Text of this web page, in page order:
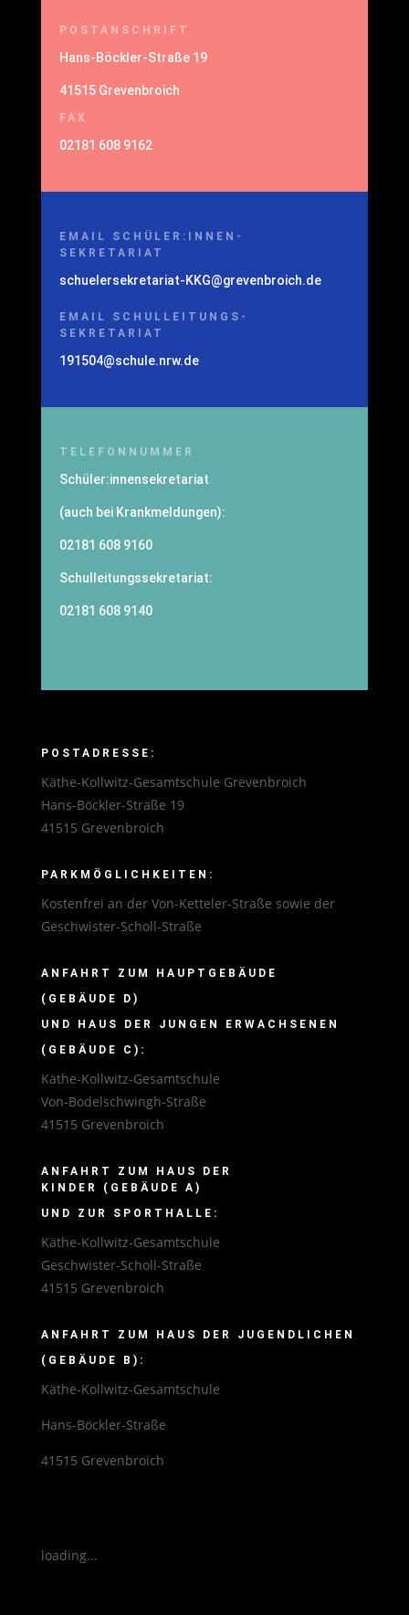
POSTANSCHRIFT
Hans-Böckler-Straße 19
41515 Grevenbroich
FAX
02181 608 9162
EMAIL SCHÜLER:INNEN-
SEKRETARIAT
schuelersekretariat-KKG@grevenbroich.de
EMAIL SCHULLEITUNGS-
SEKRETARIAT
191504@schule.nrw.de
TELEFONNUMMER
Schüler:innensekretariat
(auch bei Krankmeldungen):
02181 608 9160
Schulleitungssekretariat:
02181 608 9140
POSTADRESSE:
Käthe-Kollwitz-Gesamtschule Grevenbroich
Hans-Böckler-Straße 19
41515 Grevenbroich
PARKMÖGLICHKEITEN:
Kostenfrei an der Von-Ketteler-Straße sowie der
Geschwister-Scholl-Straße
ANFAHRT ZUM HAUPTGEBÄUDE
(GEBÄUDE D)
UND HAUS DER JUNGEN ERWACHSENEN
(GEBÄUDE C):
Käthe-Kollwitz-Gesamtschule
Von-Bodelschwingh-Straße
41515 Grevenbroich
ANFAHRT ZUM HAUS DER
KINDER (GEBÄUDE A)
UND ZUR SPORTHALLE:
Käthe-Kollwitz-Gesamtschule
Geschwister-Scholl-Straße
41515 Grevenbroich
ANFAHRT ZUM HAUS DER JUGENDLICHEN
(GEBÄUDE B):
Käthe-Kollwitz-Gesamtschule
Hans-Böckler-Straße
41515 Grevenbroich
loading...